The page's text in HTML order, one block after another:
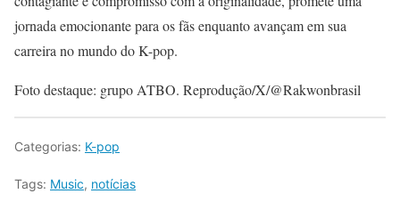
jornada emocionante para os fãs enquanto avançam em sua
carreira no mundo do K-pop.
Foto destaque: grupo ATBO. Reprodução/X/@Rakwonbrasil
Categorias: K-pop
Tags: Music, notícias